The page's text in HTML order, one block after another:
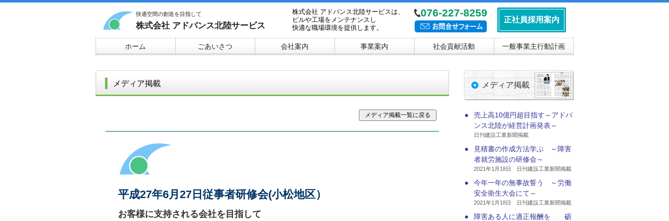
快適空間の創造を目指して
株式会社 アドバンス北陸サービス
株式会社 アドバンス北陸サービスは、
ビルや工場をメンテナンスし
快適な職場環境を提供します。
076-227-8259
正社員採用案内
ホーム
▼
ごあいさつ
▼
会社案内
▼
事業案内
▼
社会貢献活動
▼
一般事業主行動計画
▼
メディア掲載
平成27年6月27日従事者研修会(小松地区）
お客様に支持される会社を目指して
メディア掲載
●
売上高10億円超目指す～アドバ
ンス北陸が経営計画発表～
日刊建設工業新聞掲載
●
見積書の作成方法学ぶ ～障害
者就労施設の研修会～
2021年1月18日 日刊建設工業新聞掲載
●
今年一年の無事故誓う ～労働
安全衛生大会にて～
2021年1月18日 日刊建設工業新聞掲載
●
障害ある人に適正報酬を 砺